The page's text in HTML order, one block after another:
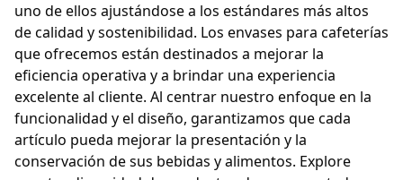
uno de ellos ajustándose a los estándares más altos
de calidad y sostenibilidad. Los envases para cafeterías
que ofrecemos están destinados a mejorar la
eficiencia operativa y a brindar una experiencia
excelente al cliente. Al centrar nuestro enfoque en la
funcionalidad y el diseño, garantizamos que cada
artículo pueda mejorar la presentación y la
conservación de sus bebidas y alimentos. Explore